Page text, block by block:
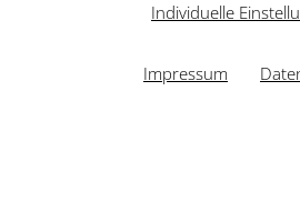
Individuelle
Impressum